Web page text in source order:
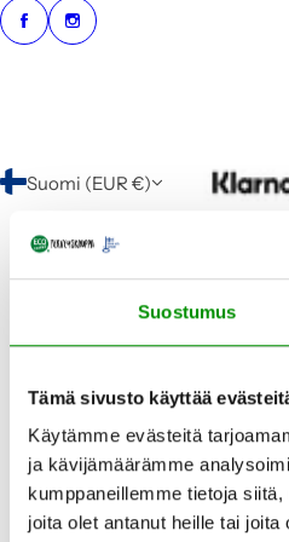
Suostumus
Tämä sivusto käyttää
Käytämme evästeitä
ja kävijämäärämme
kumppaneillemme tietoja
joita olet antanut heille tai
Suomi (EUR €)